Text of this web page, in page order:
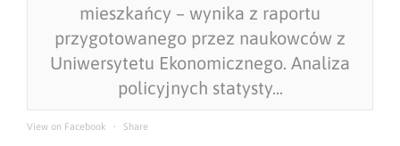
mieszkańcy – wynika z raportu
przygotowanego przez naukowców z
Uniwersytetu Ekonomicznego. Analiza
policyjnych statysty...
View on Facebook · Share